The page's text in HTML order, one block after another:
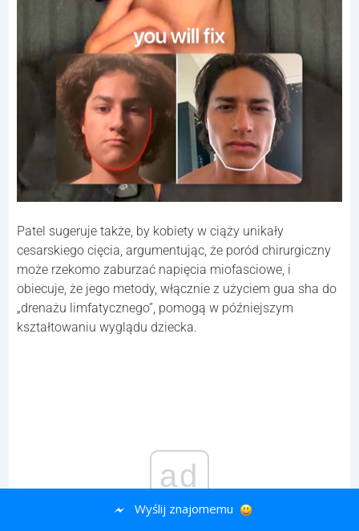
Patel sugeruje także, by kobiety w ciąży unikały
cesarskiego cięcia, argumentując, że poród chirurgiczny
może rzekomo zaburzać napięcia miofasciowe, i
obiecuje, że jego metody, włącznie z użyciem gua sha do
„drenażu limfatycznego”, pomogą w późniejszym
kształtowaniu wyglądu dziecka.
ad
Wyślij znajomemu